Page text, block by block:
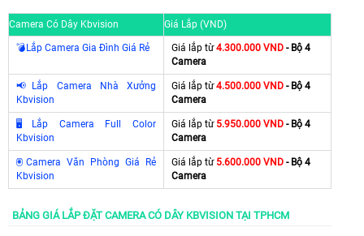
Camera Có Dây Kbvision Giá Lắp (VND)
💣Lắp Camera Gia Đình Giá Rẻ Giá lắp từ4.300.000 VND - Bộ 4
Camera
📢Lắp Camera Nhà Xưởng
Kbvision
Giá lắp từ4.500.000 VND - Bộ 4
Camera
🖥Lắp Camera Full Color
Kbvision
Giá lắp từ 5.950.000 VND - Bộ 4
Camera
🖲 Camera Văn Phòng Giá Rẻ
Kbvision
Giá lắp từ 5.600.000 VND - Bộ 4
Camera
BẢNG GIÁ LẮP ĐẶT CAMERA CÓ DÂY KBVISION TẠI TPHCM